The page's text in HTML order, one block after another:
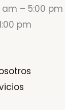
am – 5:00 pm
pm